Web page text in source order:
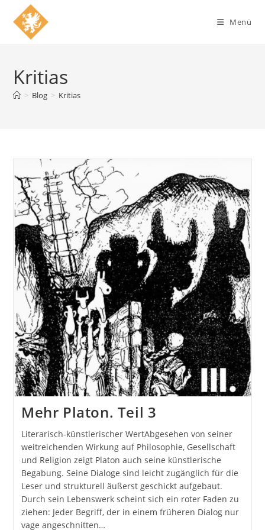
Inhalt
springen
Menü
Kritias
> Blog > Kritias
Mehr Platon. Teil 3
Literarisch-künstlerischer WertAbgesehen von seiner
weitreichenden Wirkung auf Philosophie, Gesellschaft
und Religion zeigt Platon auch seine künstlerische
Begabung. Seine Dialoge sind leicht zugänglich für die
Leser und strukturell äußerst geschickt aufgebaut.
Durch sein Lebenswerk scheint sich ein roter Faden zu
ziehen: Jeder Begriff, der in einem früheren Dialog nur
vage angeschnitten…